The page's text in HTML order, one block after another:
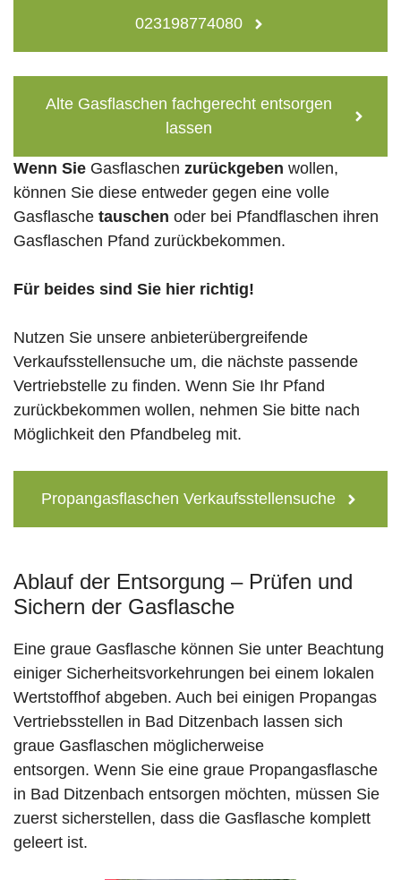
023198774080
Alte Gasflaschen fachgerecht entsorgen
lassen
Wenn Sie Gasflaschen zurückgeben wollen,
können Sie diese entweder gegen eine volle
Gasflasche tauschen oder bei Pfandflaschen ihren
Gasflaschen Pfand zurückbekommen.
Für beides sind Sie hier richtig!
Nutzen Sie unsere anbieterübergreifende
Verkaufsstellensuche um, die nächste passende
Vertriebstelle zu finden. Wenn Sie Ihr Pfand
zurückbekommen wollen, nehmen Sie bitte nach
Möglichkeit den Pfandbeleg mit.
Propangasflaschen Verkaufsstellensuche
Ablauf der Entsorgung – Prüfen und
Sichern der Gasflasche
Eine graue Gasflasche können Sie unter Beachtung
einiger Sicherheitsvorkehrungen bei einem lokalen
Wertstoffhof abgeben. Auch bei einigen Propangas
Vertriebsstellen in Bad Ditzenbach lassen sich
graue Gasflaschen möglicherweise
entsorgen. Wenn Sie eine graue Propangasflasche
in Bad Ditzenbach entsorgen möchten, müssen Sie
zuerst sicherstellen, dass die Gasflasche komplett
geleert ist.